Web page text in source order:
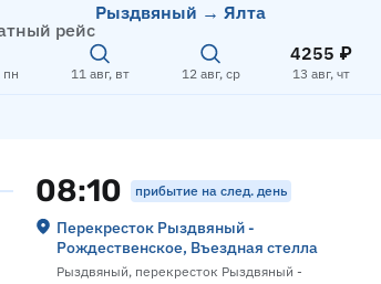
рейс
Рыздвяный → Ялта
пн 11 авг, вт 12 авг, ср
4255 ₽
13 авг, чт
08:10 прибытие на след. день
Перекресток Рыздвяный -
Рождественское, Въездная стелла
Рыздвяный, перекресток Рыздвяный -